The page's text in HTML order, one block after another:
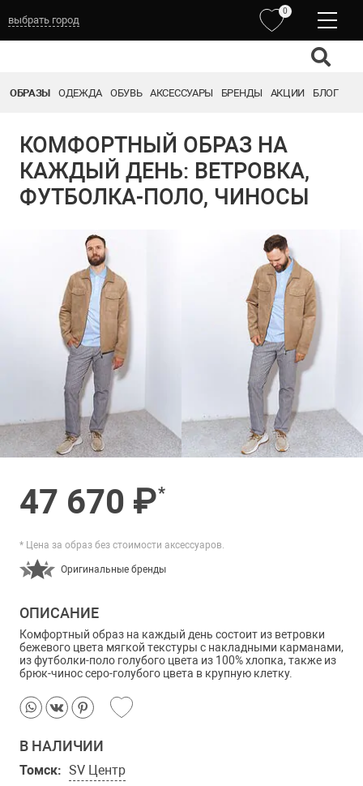
выбрать город
0
ОБРАЗЫ ОДЕЖДА ОБУВЬ АКСЕССУАРЫ БРЕНДЫ АКЦИИ БЛОГ
КОМФОРТНЫЙ ОБРАЗ НА
КАЖДЫЙ ДЕНЬ: ВЕТРОВКА,
ФУТБОЛКА-ПОЛО, ЧИНОСЫ
47 670 ₽*
* Цена за образ без стоимости аксессуаров.
Оригинальные бренды
ОПИСАНИЕ
Комфортный образ на каждый день состоит из ветровки
бежевого цвета мягкой текстуры с накладными карманами,
из футболки-поло голубого цвета из 100% хлопка, также из
брюк-чинос серо-голубого цвета в крупную клетку.
В НАЛИЧИИ
Томск: SV Центр